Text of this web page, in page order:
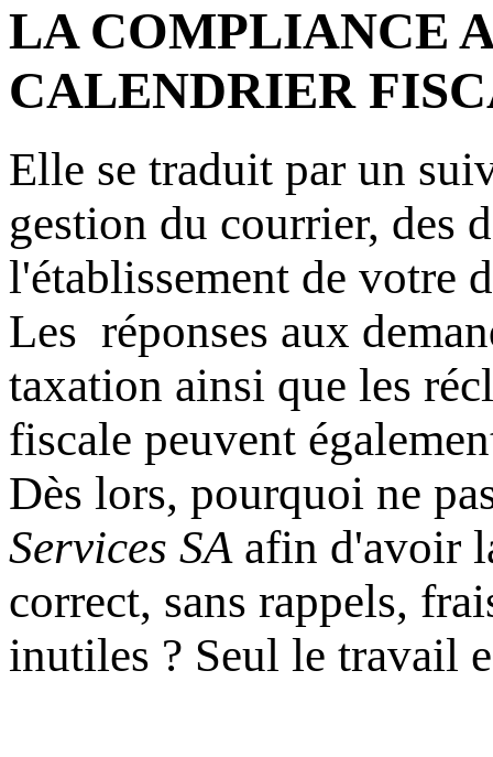
LA COMPLIANCE
CALENDRIER
Elle se traduit par un
gestion du courrier, des
l'établissement de votre
Les réponses aux
taxation ainsi que les
fiscale peuvent
Dès lors, pourquoi ne
Services SA afin d'avoir
correct, sans rappels,
inutiles ? Seul le travail